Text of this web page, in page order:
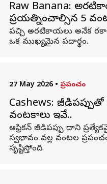
Raw Banana:
ప్రయత్నించాల్సిన 5
పచ్చి అరటికాయలు అనేక
ఒక ముఖ్యమైన పదార్థం.
27 May 2026 • ప్రపంచం
Cashews: జీడిపప్పుతో
వంటకాలు ఇవే..
ఆఫ్రికన్ జీడిపప్పు దాని
స్వభావం వల్ల వంటల
సృష్టిస్తోంది.